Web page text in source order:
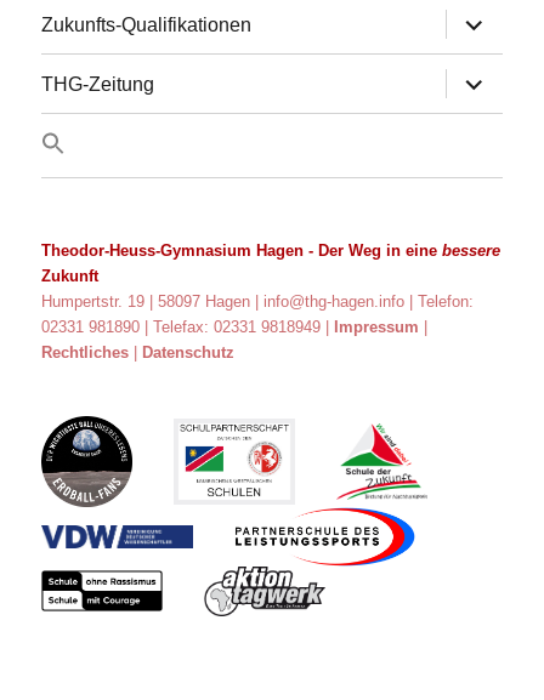
Zukunfts-Qualifikationen
anzeigen
THG-Zeitung
anzeigen
Theodor-Heuss-Gymnasium Hagen - Der Weg in einebessere
Zukunft
Humpertstr. 19 | 58097 Hagen | info@thg-hagen.info
| Telefon:
02331 981890 | Telefax: 02331 9818949 |
Impressum
Rechtliches
Datenschutz